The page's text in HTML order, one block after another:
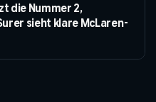
die Nummer 2,
sieht klare McLaren-